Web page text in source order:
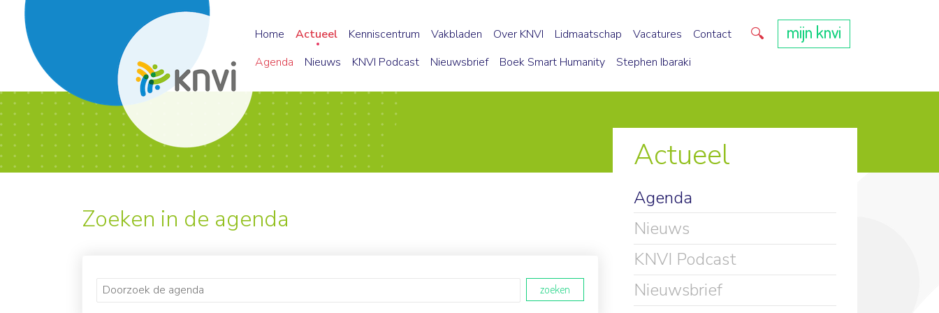
Home
Actueel
Agenda
Nieuws KNVI Podcast Nieuwsbrief Boek Smart Humanity Stephen Ibaraki
Kenniscentrum Vakbladen Over KNVI Lidmaatschap Vacatures Contact Direct zoeken
mijn knvi
Actueel
Agenda
Nieuws
KNVI Podcast
Nieuwsbrief
Zoeken in de agenda
zoeken